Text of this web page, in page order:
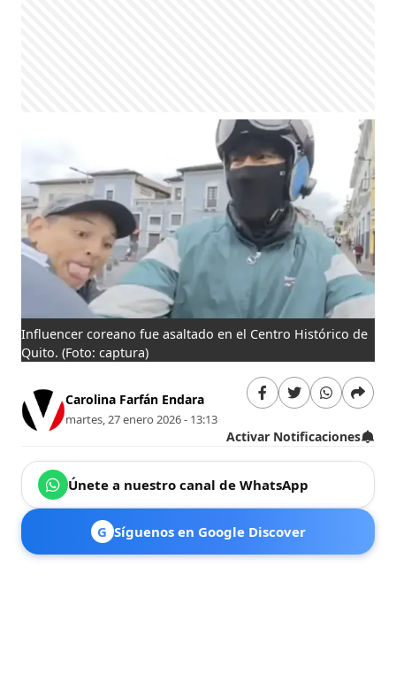
Influencer coreano fue asaltado en el Centro Histórico de
Quito. (Foto: captura)
Carolina Farfán Endara
martes, 27 enero 2026 - 13:13
Activar Notificaciones
Únete a nuestro canal de WhatsApp
G Síguenos en Google Discover